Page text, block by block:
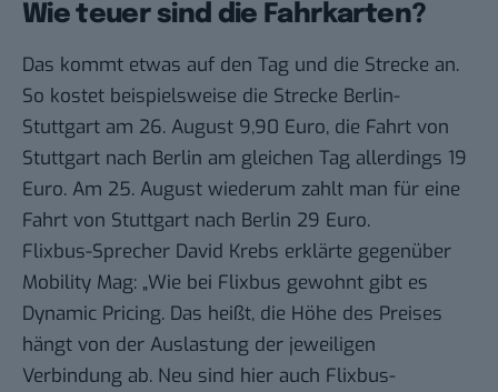
Wie teuer sind die Fahrkarten?
Das kommt etwas auf den Tag und die Strecke an.
So kostet beispielsweise die Strecke Berlin-
Stuttgart am 26. August 9,90 Euro, die Fahrt von
Stuttgart nach Berlin am gleichen Tag allerdings 19
Euro. Am 25. August wiederum zahlt man für eine
Fahrt von Stuttgart nach Berlin 29 Euro.
Flixbus-Sprecher David Krebs erklärte gegenüber
Mobility Mag: „Wie bei Flixbus gewohnt gibt es
Dynamic Pricing. Das heißt, die Höhe des Preises
hängt von der Auslastung der jeweiligen
Verbindung ab. Neu sind hier auch Flixbus-